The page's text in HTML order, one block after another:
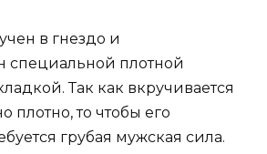
в гнездо и
специальной плотной
Так как вкручивается
плотно, то чтобы его
грубая мужская сила.